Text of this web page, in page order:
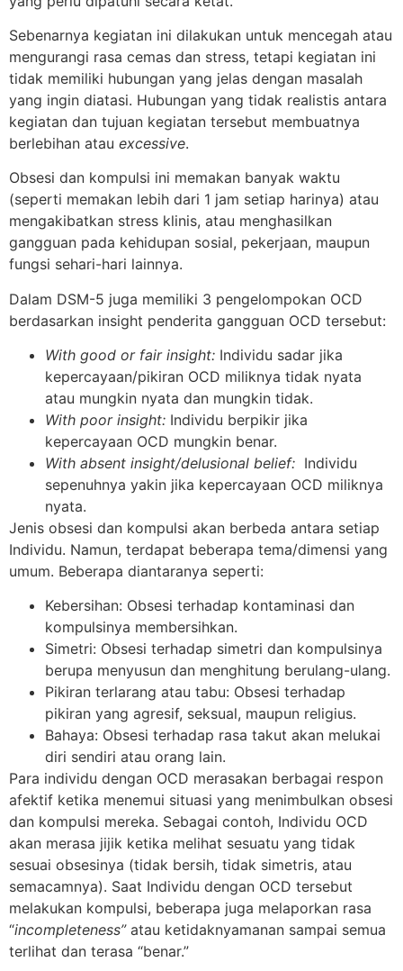
Sebenarnya kegiatan ini dilakukan untuk mencegah atau
mengurangi rasa cemas dan stress, tetapi kegiatan ini
tidak memiliki hubungan yang jelas dengan masalah
yang ingin diatasi. Hubungan yang tidak realistis antara
kegiatan dan tujuan kegiatan tersebut membuatnya
berlebihan atau excessive.
Obsesi dan kompulsi ini memakan banyak waktu
(seperti memakan lebih dari 1 jam setiap harinya) atau
mengakibatkan stress klinis, atau menghasilkan
gangguan pada kehidupan sosial, pekerjaan, maupun
fungsi sehari-hari lainnya.
Dalam DSM-5 juga memiliki 3 pengelompokan OCD
berdasarkan insight penderita gangguan OCD tersebut:
With good or fair insight: Individu sadar jika
kepercayaan/pikiran OCD miliknya tidak nyata
atau mungkin nyata dan mungkin tidak.
With poor insight: Individu berpikir jika
kepercayaan OCD mungkin benar.
With absent insight/delusional belief: Individu
sepenuhnya yakin jika kepercayaan OCD miliknya
nyata.
Jenis obsesi dan kompulsi akan berbeda antara setiap
Individu. Namun, terdapat beberapa tema/dimensi yang
umum. Beberapa diantaranya seperti:
Kebersihan: Obsesi terhadap kontaminasi dan
kompulsinya membersihkan.
Simetri: Obsesi terhadap simetri dan kompulsinya
berupa menyusun dan menghitung berulang-ulang.
Pikiran terlarang atau tabu: Obsesi terhadap
pikiran yang agresif, seksual, maupun religius.
Bahaya: Obsesi terhadap rasa takut akan melukai
diri sendiri atau orang lain.
Para individu dengan OCD merasakan berbagai respon
afektif ketika menemui situasi yang menimbulkan obsesi
dan kompulsi mereka. Sebagai contoh, Individu OCD
akan merasa jijik ketika melihat sesuatu yang tidak
sesuai obsesinya (tidak bersih, tidak simetris, atau
semacamnya). Saat Individu dengan OCD tersebut
melakukan kompulsi, beberapa juga melaporkan rasa
“incompleteness” atau ketidaknyamanan sampai semua
terlihat dan terasa “benar.”